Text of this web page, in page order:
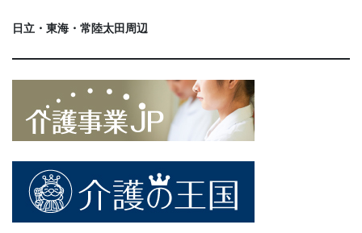
日立・東海・常陸太田周辺